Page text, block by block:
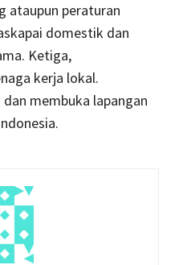
ataupun peraturan
domestik dan
Ketiga,
kerja lokal.
membuka lapangan